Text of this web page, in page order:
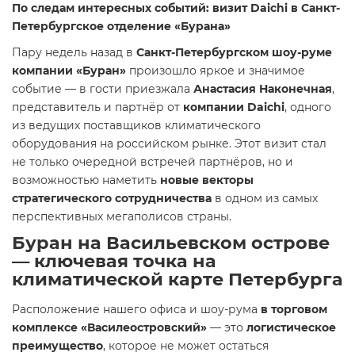
По следам интересных событий: визит Daichi в Санкт-
Петербургское отделение «Бурана»
Пару недель назад в Санкт-Петербургском шоу-руме
компании «Буран» произошло яркое и значимое
событие — в гости приезжала Анастасия Наконечная,
представитель и партнёр от компании Daichi, одного
из ведущих поставщиков климатического
оборудования на российском рынке. Этот визит стал
не только очередной встречей партнёров, но и
возможностью наметить новые векторы
стратегического сотрудничества в одном из самых
перспективных мегаполисов страны.
Буран на Васильевском острове
— ключевая точка на
климатической карте Петербурга
Расположение нашего офиса и шоу-рума в торговом
комплексе «Василеостровский» — это логистическое
преимущество, которое не может остаться